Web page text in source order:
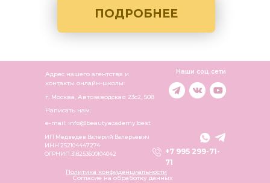
ПОДРОБНЕЕ
Адрес нашего агентства и
контакты онлайн-школы:
г. Москва, Автозаводская 23c2, 508
Написать нам:
e-mail: info@beautyacademy.best
Политика конфиденциальности
Согласие на обработку данных
ИП Медведев Валерий Валерьевич
ИНН 252104447274
ОГРНИП 318253600104042
Наши соц.сети
+7 995 299-71-
71